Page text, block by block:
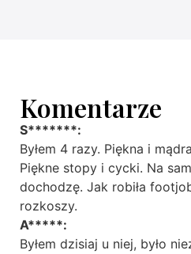
Komentarze
S*******:
Byłem 4 razy. Piękna i
Piękne stopy i cycki. Na
dochodzę. Jak robiła
rozkoszy.
A*****:
Byłem dzisiaj u niej, było